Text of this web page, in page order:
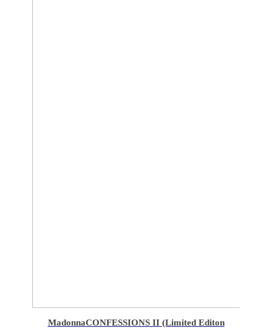
MadonnaCONFESSIONS II (Limited Editon